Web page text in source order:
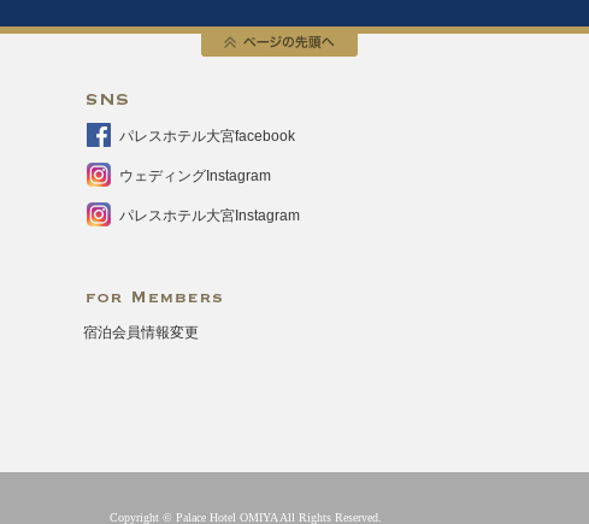
パレスホテル大宮facebook
ウェディングInstagram
パレスホテル大宮Instagram
宿泊会員情報変更
Copyright © Palace Hotel OMIYA All Rights Reserved.